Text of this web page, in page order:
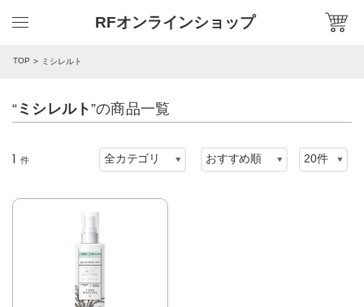
RFオンラインショップ
TOP ミシレルト
“ ミシレルト”の商品一覧
1 件